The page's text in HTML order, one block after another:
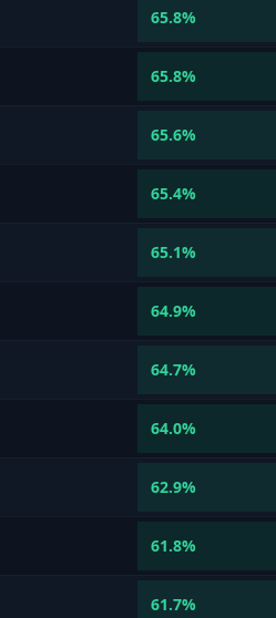
65.8%
65.8%
65.6%
65.4%
65.1%
64.9%
64.7%
64.0%
62.9%
61.8%
61.7%